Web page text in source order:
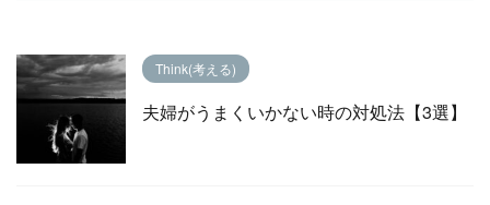
Think(考える)
夫婦がうまくいかない時の対処法【3選】